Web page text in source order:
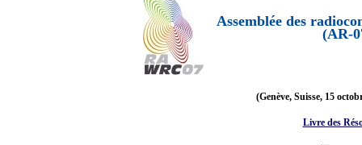
Assemblée des
(AR-
(Genève, Suisse, 15
Livre des